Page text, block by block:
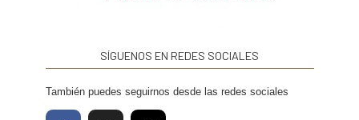
SÍGUENOS EN REDES SOCIALES
También puedes seguirnos desde las redes sociales